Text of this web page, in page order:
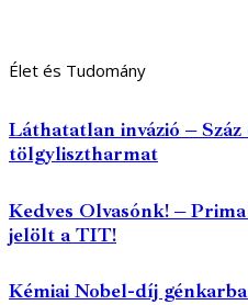
Élet és Tudomány
Láthatatlan invázió –
tölgylisztharmat
Kedves Olvasónk! –
jelölt a TIT!
Kémiai Nobel-díj